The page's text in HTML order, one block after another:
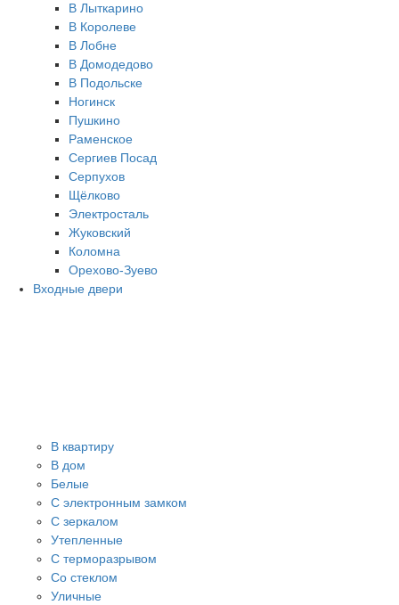
В Лыткарино
В Королеве
В Лобне
В Домодедово
В Подольске
Ногинск
Пушкино
Раменское
Сергиев Посад
Серпухов
Щёлково
Электросталь
Жуковский
Коломна
Орехово-Зуево
Входные двери
В квартиру
В дом
Белые
С электронным замком
С зеркалом
Утепленные
С терморазрывом
Со стеклом
Уличные